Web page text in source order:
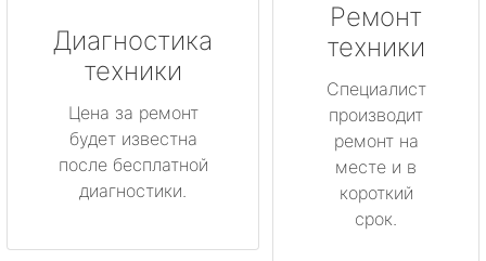
Диагностика
техники
Цена за ремонт
будет известна
после бесплатной
диагностики.
Ремонт
техники
Специалист
производит
ремонт на
месте и в
короткий
срок.